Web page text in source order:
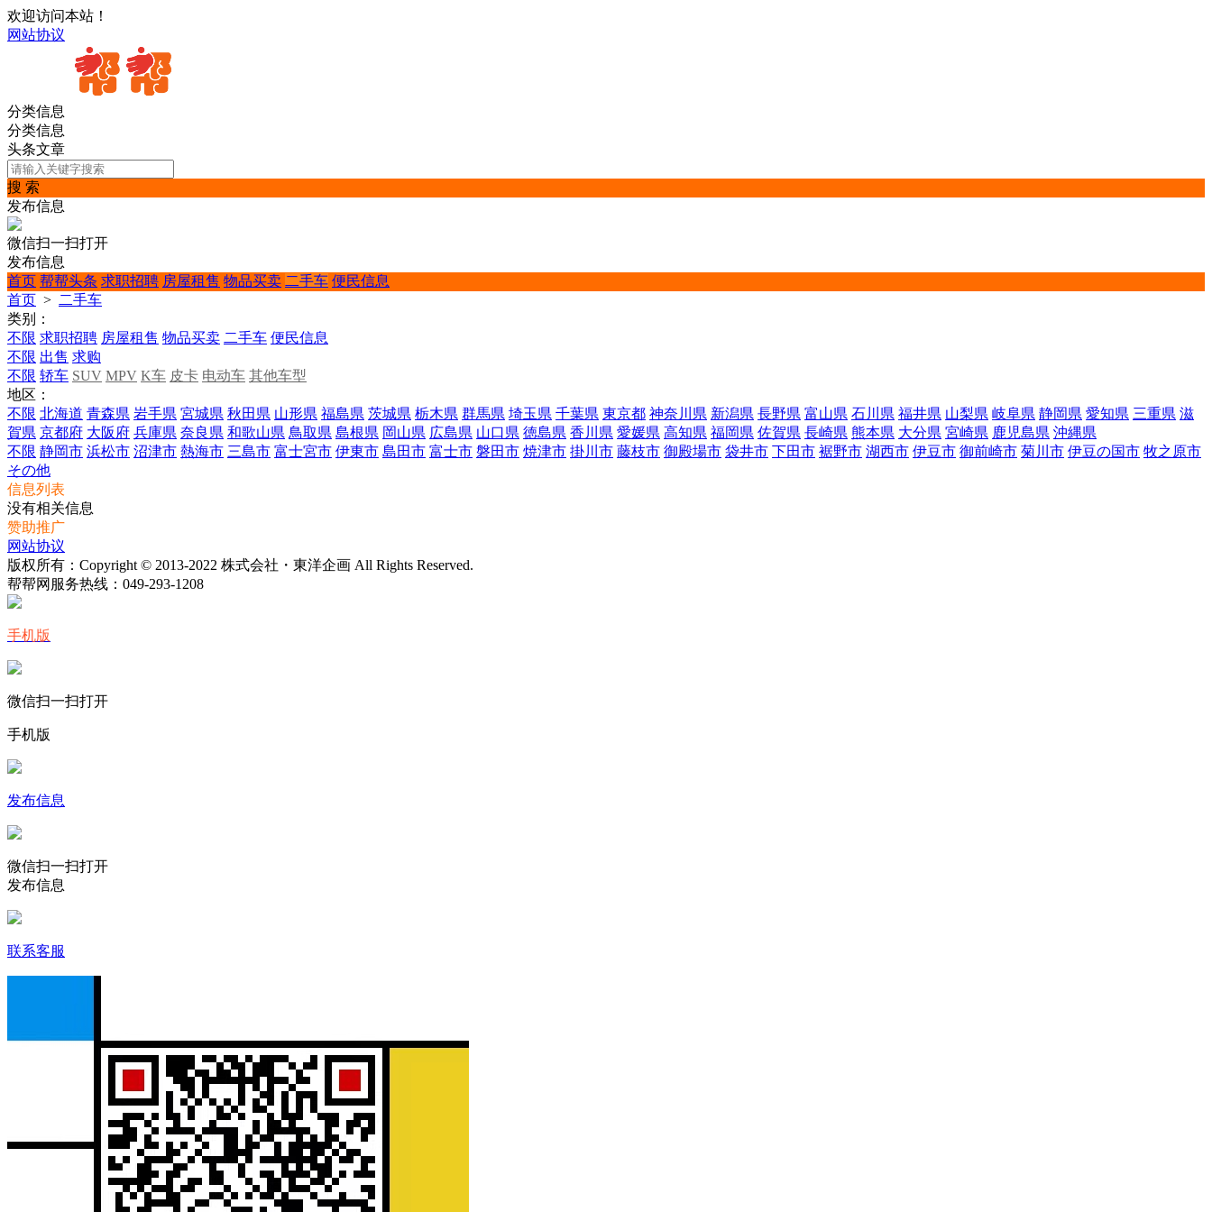
欢迎访问本站！
网站协议
分类信息
分类信息
头条文章
搜 索
发布信息
微信扫一扫打开
发布信息
首页 帮帮头条 求职招聘 房屋租售 物品买卖 二手车 便民信息
首页 > 二手车
类别：
不限 求职招聘 房屋租售 物品买卖 二手车 便民信息
不限 出售 求购
不限 轿车 SUV MPV K车 皮卡 电动车 其他车型
地区：
不限 北海道 青森県 岩手県 宮城県 秋田県 山形県 福島県 茨城県 栃木県 群馬県 埼玉県 千葉県 東京都 神奈川県 新潟県 長野県 富山県 石川県 福井県 山梨県 岐阜県 静岡県 愛知県 三重県 滋
賀県 京都府 大阪府 兵庫県 奈良県 和歌山県 鳥取県 島根県 岡山県 広島県 山口県 徳島県 香川県 愛媛県 高知県 福岡県 佐賀県 長崎県 熊本県 大分県 宮崎県 鹿児島県 沖縄県
不限 静岡市 浜松市 沼津市 熱海市 三島市 富士宮市 伊東市 島田市 富士市 磐田市 焼津市 掛川市 藤枝市 御殿場市 袋井市 下田市 裾野市 湖西市 伊豆市 御前崎市 菊川市 伊豆の国市 牧之原市
その他
信息列表
没有相关信息
赞助推广
网站协议
版权所有：Copyright © 2013-2022 株式会社・東洋企画 All Rights Reserved.
帮帮网服务热线： 049-293-1208
手机版
微信扫一扫打开
手机版
发布信息
微信扫一扫打开
发布信息
联系客服